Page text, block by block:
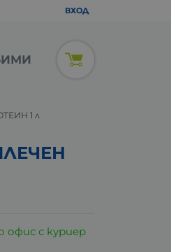
ВХОД
1 л
офис с куриер